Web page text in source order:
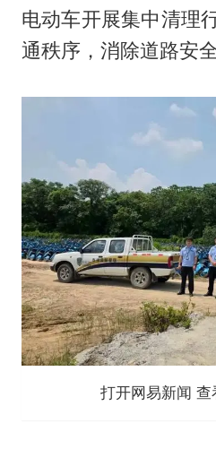
电动车开展集中清理
通秩序，消除道路安全
打开网易新闻